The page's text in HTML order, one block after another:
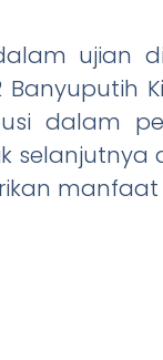
ujian
Banyuputih
dalam